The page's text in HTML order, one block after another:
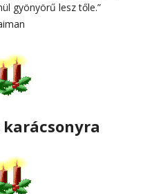
gyönyörű lesz tőle.”
karácsonyra